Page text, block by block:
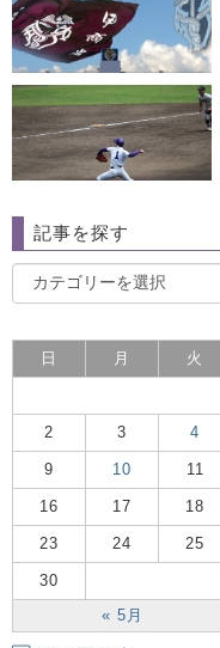
記事を探す
日 月 火
« 5月
2 3 4
9 10 11
16 17 18
23 24 25
30